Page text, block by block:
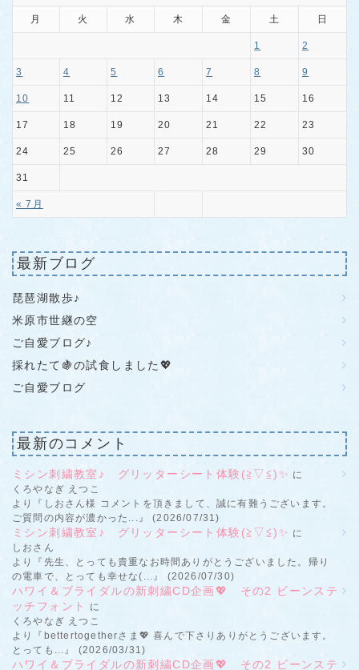
月 火 水 木 金 土 日
« 7月
1 2
3 4 5 6 7 8 9
10 11 12 13 14 15 16
17 18 19 20 21 22 23
24 25 26 27 28 29 30
31
最新ブログ
琵琶湖散歩♪
米原市世継の空
ご自愛ブログ♪
採れたて🍇の試食しました💖
ご自愛ブログ
最新のコメント
ミシン刺繍教室♪ グリッターシート体験(≧▽≦)✨ に
くろやなぎ えつこ
より『しおさん様 コメントを頂きまして、誠に有難うございます。
ご質問の内容が濃かった...』 (2026/07/31)
ミシン刺繍教室♪ グリッターシート体験(≧▽≦)✨ に
しおさん
より『先生、とっても貴重なお時間ありがとうございました。帰り
の電車で、とっても幸せな(...』 (2026/07/30)
ハワイ＆ブライダルの新刺繍CD企画💖 その2 ビーンステ
ッチフォント
に
くろやなぎ えつこ
より『bettertogetherさま💖 喜んで下さりありがとうございます。
とっても...』 (2026/03/31)
ハワイ＆ブライダルの新刺繍CD企画💖 その2 ビーンステ